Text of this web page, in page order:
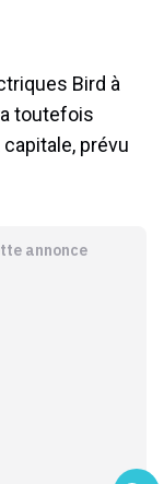
Bird à
toutefois
prévu
annonce